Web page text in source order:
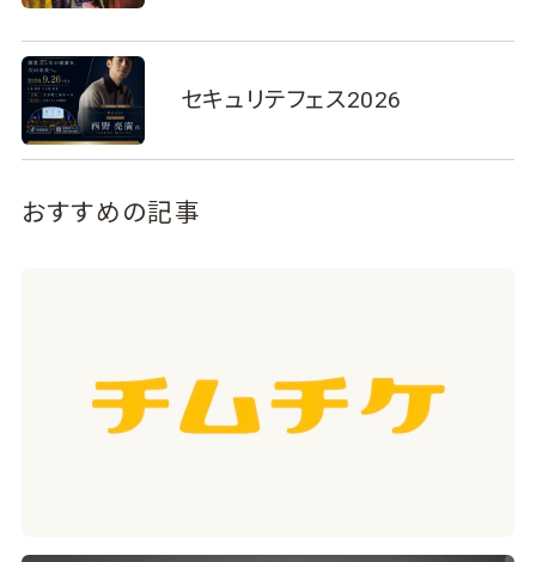
セキュリテフェス2026
おすすめの記事